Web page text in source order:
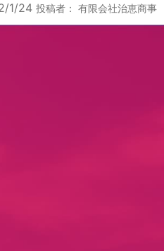
1/24 投稿者： 有限会社治恵商事